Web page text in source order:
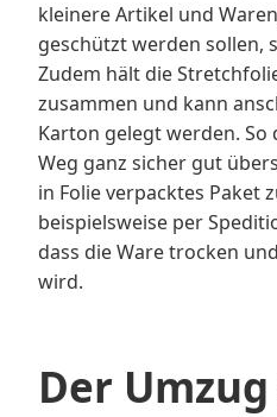
kleinere Artikel und
geschützt werden sollen,
Zudem hält die
zusammen und kann
Karton gelegt werden.
Weg ganz sicher gut
in Folie verpacktes Paket
beispielsweise per
dass die Ware trocken
wird.
Der